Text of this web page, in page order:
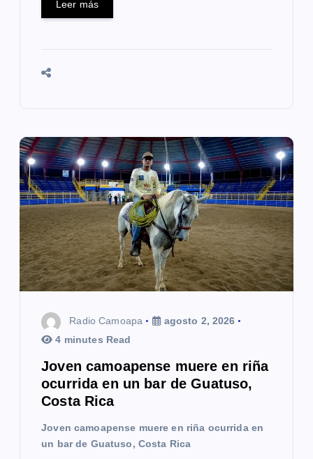
Leer más
Radio Camoapa
agosto 2, 2026
4 minutes Read
Joven camoapense muere en riña
ocurrida en un bar de Guatuso,
Costa Rica
Joven camoapense muere en riña ocurrida en
un bar de Guatuso, Costa Rica